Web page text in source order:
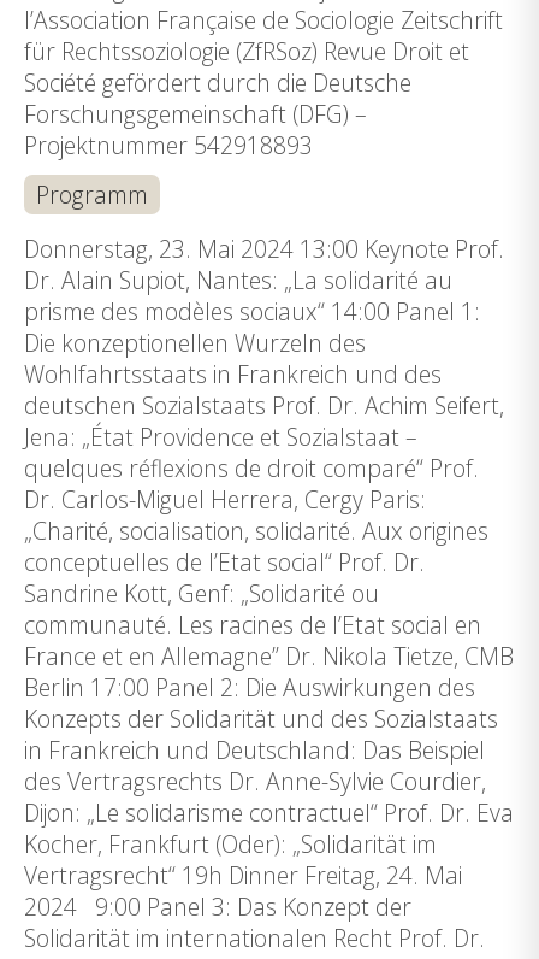
l’Association Française de Sociologie Zeitschrift
für Rechtssoziologie (ZfRSoz) Revue Droit et
Société gefördert durch die Deutsche
Forschungsgemeinschaft (DFG) –
Projektnummer 542918893
Programm
Donnerstag, 23. Mai 2024 13:00 Keynote Prof.
Dr. Alain Supiot, Nantes: „La solidarité au
prisme des modèles sociaux“ 14:00 Panel 1:
Die konzeptionellen Wurzeln des
Wohlfahrtsstaats in Frankreich und des
deutschen Sozialstaats Prof. Dr. Achim Seifert,
Jena: „État Providence et Sozialstaat –
quelques réflexions de droit comparé“ Prof.
Dr. Carlos-Miguel Herrera, Cergy Paris:
„Charité, socialisation, solidarité. Aux origines
conceptuelles de l’Etat social“ Prof. Dr.
Sandrine Kott, Genf: „Solidarité ou
communauté. Les racines de l’Etat social en
France et en Allemagne” Dr. Nikola Tietze, CMB
Berlin 17:00 Panel 2: Die Auswirkungen des
Konzepts der Solidarität und des Sozialstaats
in Frankreich und Deutschland: Das Beispiel
des Vertragsrechts Dr. Anne-Sylvie Courdier,
Dijon: „Le solidarisme contractuel“ Prof. Dr. Eva
Kocher, Frankfurt (Oder): „Solidarität im
Vertragsrecht“ 19h Dinner Freitag, 24. Mai
2024 9:00 Panel 3: Das Konzept der
Solidarität im internationalen Recht Prof. Dr.